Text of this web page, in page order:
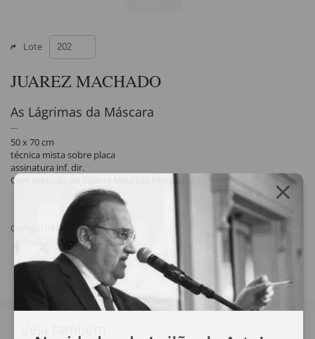
Lote
JUAREZ MACHADO
As Lágrimas da Máscara
50 x 70 cm
técnica mista sobre placa
assinatura inf. dir.
Com etiqueta da Galeria Maurício Pontual - RJ.
Compartilhar